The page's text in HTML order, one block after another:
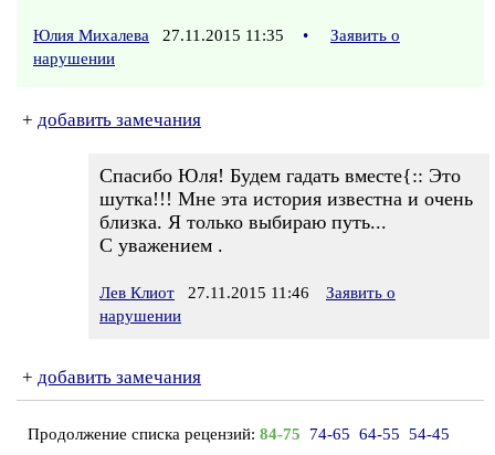
Юлия Михалева 27.11.2015 11:35 •
Заявить о
нарушении
+ добавить замечания
Спасибо Юля! Будем гадать вместе{:: Это
шутка!!! Мне эта история известна и очень
близка. Я только выбираю путь...
С уважением .
Лев Клиот 27.11.2015 11:46
Заявить о
нарушении
+ добавить замечания
Продолжение списка рецензий: 84-75 74-65 64-55 54-45